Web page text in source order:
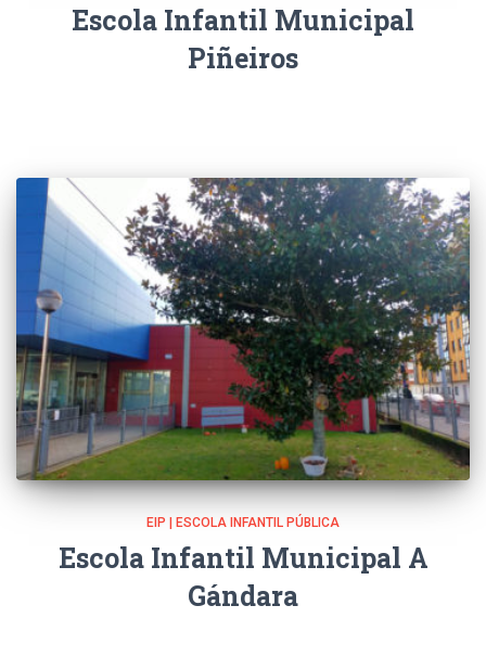
Escola Infantil Municipal
Piñeiros
EIP | ESCOLA INFANTIL PÚBLICA
Escola Infantil Municipal A
Gándara